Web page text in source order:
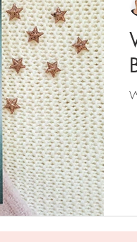
Publishing
Publishers
HarperCollins
Elikser